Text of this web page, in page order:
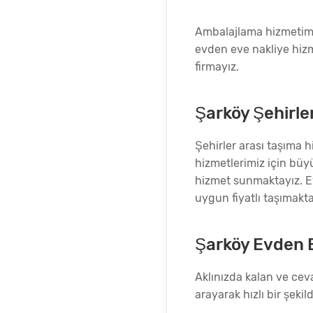
Ambalajlama
evden eve nakliye
firmayız.
Şarköy
Şehirler arası taşıma
hizmetlerimiz için
hizmet sunmaktayız.
uygun fiyatlı
Şarköy Evden
Aklınızda kalan ve
arayarak hızlı bir